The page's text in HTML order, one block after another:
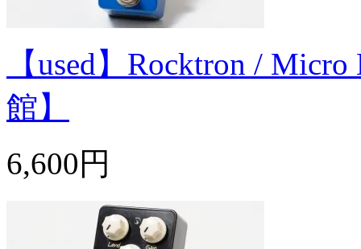
【used】Rocktron /
館】
6,600円